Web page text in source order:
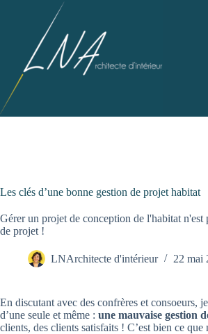
Les clés d’une bonne gestion de projet habitat
Gérer un projet de conception de l'habitat
de projet !
LNArchitecte d'intérieur 22 mai
En discutant avec des confrères et consoeurs,
d’une seule et même : une mauvaise gestion
clients, des clients satisfaits ! C’est bien ce que